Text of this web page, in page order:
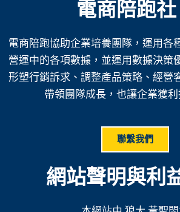
電商陪跑社
電商陪跑協助企業培養團隊，運用各
營運中的各項數據，並運用數據決策
形塑行銷訴求、調整產品策略、經營
帶領團隊成長，也讓企業獲利
聯繫我們
網站聲明與利